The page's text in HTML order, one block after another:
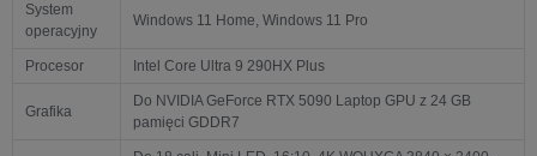
System
operacyjny
Windows 11 Home, Windows 11 Pro
Procesor Intel Core Ultra 9 290HX Plus
Grafika
Do NVIDIA GeForce RTX 5090 Laptop GPU z 24 GB
pamięci GDDR7